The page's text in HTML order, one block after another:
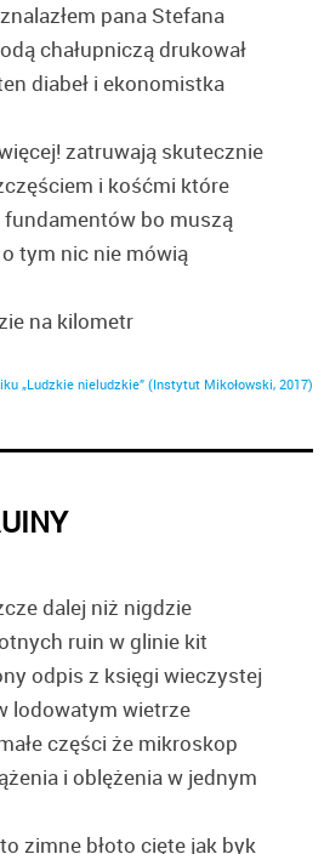
pana Stefana
chałupniczą drukował
diabeł i ekonomistka
zatruwają skutecznie
i kośćmi które
bo muszą
tym nic nie mówią
na kilometr
„Ludzkie nieludzkie” (Instytut Mikołowski, 2017)
dalej niż nigdzie
ruin w glinie kit
odpis z księgi wieczystej
lodowatym wietrze
części że mikroskop
i oblężenia w jednym
zimne błoto cięte jak byk